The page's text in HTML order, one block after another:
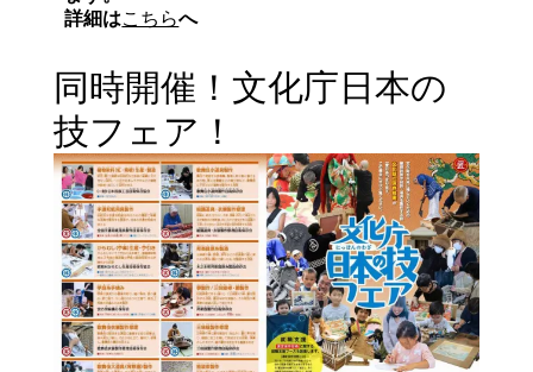
詳細はこちらへ
同時開催！文化庁日本の
技フェア！